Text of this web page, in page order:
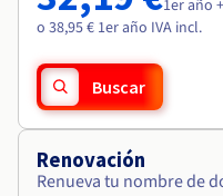
1er año
o 38,95 € 1er año IVA incl.
Buscar
Renovación
Renueva tu nombre de